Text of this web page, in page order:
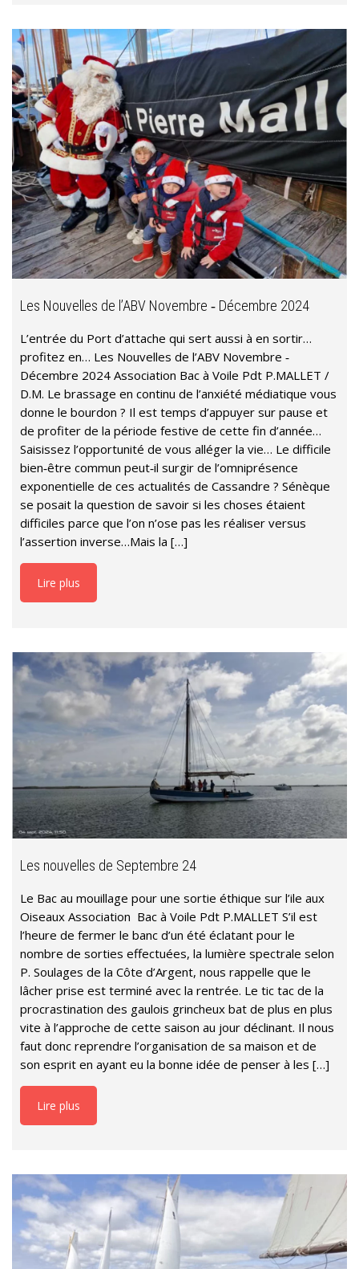
Les Nouvelles de l’ABV Novembre ‐ Décembre 2024
L’entrée du Port d’attache qui sert aussi à en sortir…
profitez en… Les Nouvelles de l’ABV Novembre ‐
Décembre 2024 Association Bac à Voile Pdt P.MALLET /
D.M. Le brassage en continu de l’anxiété médiatique vous
donne le bourdon ? Il est temps d’appuyer sur pause et
de profiter de la période festive de cette fin d’année…
Saisissez l’opportunité de vous alléger la vie… Le difficile
bien‐être commun peut‐il surgir de l’omniprésence
exponentielle de ces actualités de Cassandre ? Sénèque
se posait la question de savoir si les choses étaient
difficiles parce que l’on n’ose pas les réaliser versus
l’assertion inverse…Mais la […]
Lire plus
Les nouvelles de Septembre 24
Le Bac au mouillage pour une sortie éthique sur l’ile aux
Oiseaux Association Bac à Voile Pdt P.MALLET S’il est
l’heure de fermer le banc d’un été éclatant pour le
nombre de sorties effectuées, la lumière spectrale selon
P. Soulages de la Côte d’Argent, nous rappelle que le
lâcher prise est terminé avec la rentrée. Le tic tac de la
procrastination des gaulois grincheux bat de plus en plus
vite à l’approche de cette saison au jour déclinant. Il nous
faut donc reprendre l’organisation de sa maison et de
son esprit en ayant eu la bonne idée de penser à les […]
Lire plus